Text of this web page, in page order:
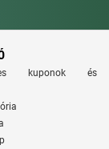
kuponok és